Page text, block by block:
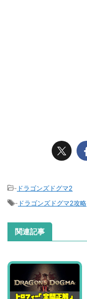
- ドラゴンズドグマ2
- ドラゴンズドグマ2攻略
関連記事